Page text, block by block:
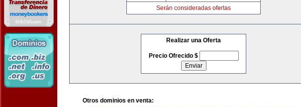
Serán consideradas ofertas
Realizar una Oferta
Precio Ofrecido $
Otros dominios en venta: